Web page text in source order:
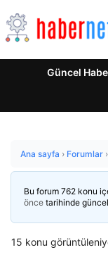
Güncel
Ana sayfa › Forumlar ›
Bu forum 762 konu
önce tarihinde
15 konu